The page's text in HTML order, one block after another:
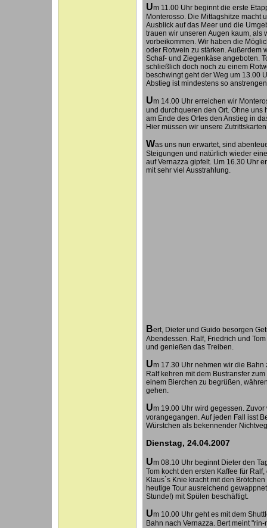
Um 11.00 Uhr beginnt die erste
Monterosso. Die Mittagshitze macht
Ausblick auf das Meer und die
trauen wir unseren Augen kaum, als
vorbeikommen. Wir haben die
oder Rotwein zu stärken. Außerdem
Schaf- und Ziegenkäse angeboten.
schließlich doch noch zu einem
beschwingt geht der Weg um 13.00
Abstieg ist mindestens so
Um 14.00 Uhr erreichen wir
und durchqueren den Ort. Ohne
am Ende des Ortes den Anstieg in
Hier müssen wir unsere
Was uns nun erwartet, sind
Steigungen und natürlich wieder
auf Vernazza gipfelt. Um 16.30 Uhr
mit sehr viel Ausstrahlung.
Bert, Dieter und Guido besorgen
Abendessen. Ralf, Friedrich und
und genießen das Treiben.
Um 17.30 Uhr nehmen wir die
Ralf kehren mit dem Bustransfer
einem Bierchen zu begrüßen,
gehen.
Um 19.00 Uhr wird gegessen.
vorangegangen. Auf jeden Fall isst
Würstchen als bekennender
Dienstag, 24.04.2007
Um 08.10 Uhr beginnt Dieter den
Tom kocht den ersten Kaffee für
Klaus`s Knie kracht mit den
heutige Tour ausreichend
Stunde!) mit Spülen beschäftigt.
Um 10.00 Uhr geht es mit dem
Bahn nach Vernazza. Bert meint